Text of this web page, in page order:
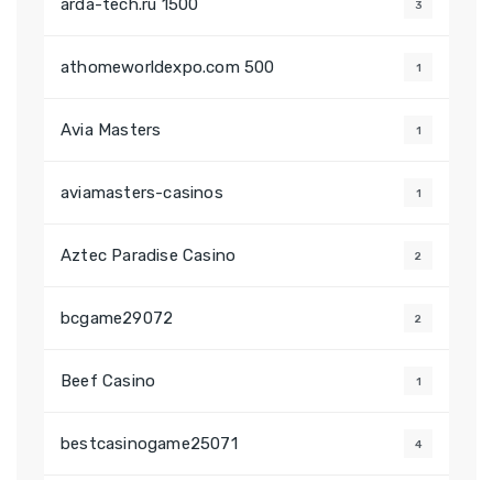
arda-tech.ru 1500 3
athomeworldexpo.com 500 1
Avia Masters 1
aviamasters-casinos 1
Aztec Paradise Casino 2
bcgame29072 2
Beef Casino 1
bestcasinogame25071 4